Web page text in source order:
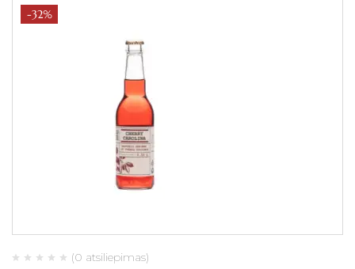
-32%
(0 atsiliepimas)